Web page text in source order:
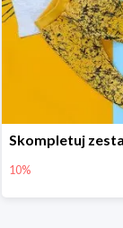
10%